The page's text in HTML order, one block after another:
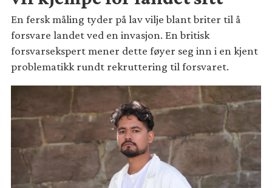
En fersk måling tyder på lav vilje blant briter til å
forsvare landet ved en invasjon. En britisk
forsvarsekspert mener dette føyer seg inn i en kjent
problematikk rundt rekruttering til forsvaret.